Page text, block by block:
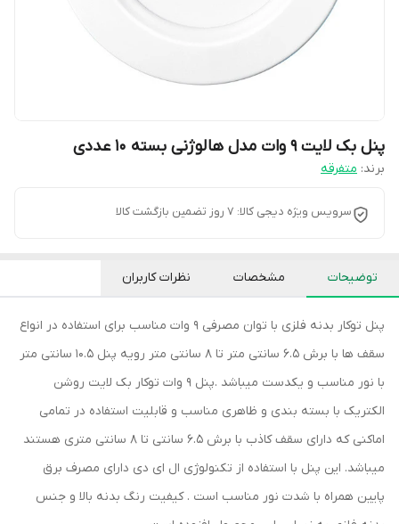
پنل بک لایت 9 وات مدل هالوژنی بسته 10 عددی
برند: متفرقه
سرویس ویژه دیجی کالا: 7 روز تضمین بازگشت کالا
توضیحات مشخصات نظرات کاربران
پنل توکار بدنه فلزی با توان مصرفی 9 وات مناسب برای استفاده در انواع
سقف ها با برش 6.5 سانتی متر تا 8 سانتی متر رویه پنل 10.5 سانتی متر
با نور مناسب و یکدست میباشد .پنل 9 وات توکار بک لایت روشن
الکتریک با بسته بندی و ظاهری مناسب و قابلیت استفاده در تمامی
اماکنی که دارای سقف کاذب با برش 6.5 سانتی تا 8 سانتی متری هستند
میباشد. این پنل با استفاده از تکنولوژی ال ای دی دارای مصرف برق
پایین همراه با شدت نور مناسب است . کیفیت رنگ بدنه بالا و جنس